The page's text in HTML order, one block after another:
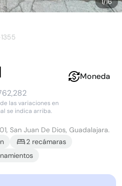
1355
las variaciones en
se indica arriba.
Moneda
San Juan De Dios, Guadalajara.
2 recámaras
s